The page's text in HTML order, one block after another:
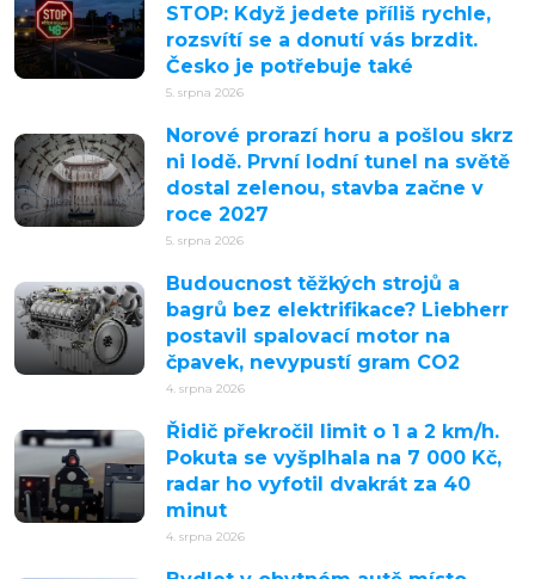
STOP: Když jedete příliš rychle,
rozsvítí se a donutí vás brzdit.
Česko je potřebuje také
5. srpna 2026
Norové prorazí horu a pošlou skrz
ni lodě. První lodní tunel na světě
dostal zelenou, stavba začne v
roce 2027
5. srpna 2026
Budoucnost těžkých strojů a
bagrů bez elektrifikace? Liebherr
postavil spalovací motor na
čpavek, nevypustí gram CO2
4. srpna 2026
Řidič překročil limit o 1 a 2 km/h.
Pokuta se vyšplhala na 7 000 Kč,
radar ho vyfotil dvakrát za 40
minut
4. srpna 2026